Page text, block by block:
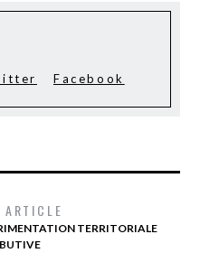
Facebook
ARTICLE
TERRITORIALE